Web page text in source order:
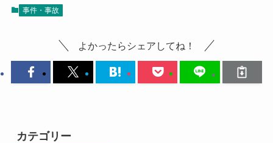
事件・事故
よかったらシェアしてね！
カテゴリー